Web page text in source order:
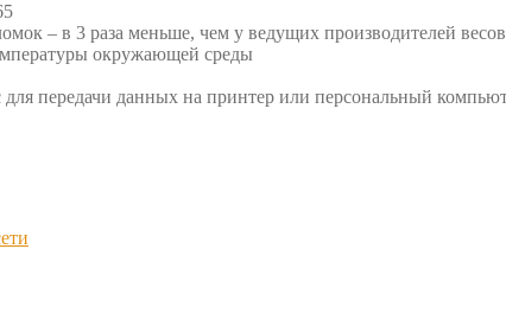
– в 3 раза меньше, чем у ведущих производителей весов
окружающей среды
передачи данных на принтер или персональный